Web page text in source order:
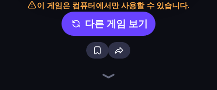
이 게임은 컴퓨터에서만 사용할 수 있습니다.
다른 게임 보기